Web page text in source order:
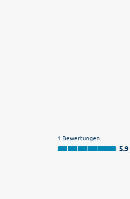
1 Bewertungen
5.9